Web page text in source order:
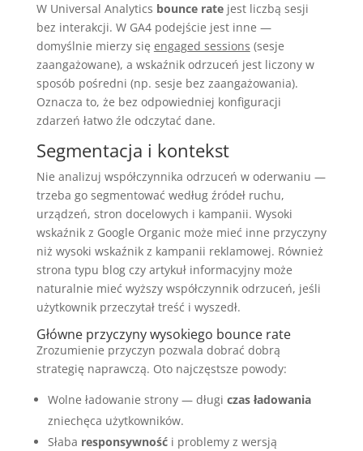
W Universal Analytics bounce ratejest liczbą sesji
bez interakcji. W GA4 podejście jest inne —
domyślnie mierzy się engaged sessions (sesje
zaangażowane), a wskaźnik odrzuceń jest liczony w
sposób pośredni (np. sesje bez zaangażowania).
Oznacza to, że bez odpowiedniej konfiguracji
zdarzeń łatwo źle odczytać dane.
Segmentacja i kontekst
Nie analizuj współczynnika odrzuceń w oderwaniu —
trzeba go segmentować według źródeł ruchu,
urządzeń, stron docelowych i kampanii. Wysoki
wskaźnik z Google Organic może mieć inne przyczyny
niż wysoki wskaźnik z kampanii reklamowej. Również
strona typu blog czy artykuł informacyjny może
naturalnie mieć wyższy współczynnik odrzuceń, jeśli
użytkownik przeczytał treść i wyszedł.
Główne przyczyny wysokiego bounce rate
Zrozumienie przyczyn pozwala dobrać dobrą
strategię naprawczą. Oto najczęstsze powody:
Wolne ładowanie strony — długi czas ładowania
zniechęca użytkowników.
Słaba responsywnośći problemy z wersją